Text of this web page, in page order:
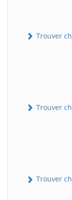
Trouver
Trouver
Trouver